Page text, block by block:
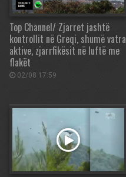
Top Channel/ Zjarret jashtë
kontrollit në Greqi, shumë vatra
aktive, zjarrfikësit në luftë me
flakët
02/08 17:59